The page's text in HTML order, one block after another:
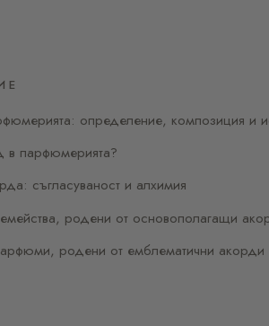
определение, композиция и
в парфюмерията?
съгласуваност и алхимия
родени от основополагащи
родени от емблематични акорди